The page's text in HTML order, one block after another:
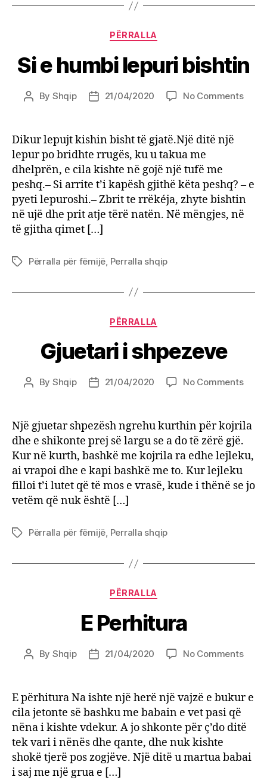
Categories
PËRRALLA
Si e humbi lepuri bishtin
Post
By Shqip
Post21/04/2020 No Commentson
Dikur lepujt kishin bisht të gjatë.Një ditë një
lepur po bridhte rrugës, ku u takua me
dhelprën, e cila kishte në gojë një tufë me
peshq.– Si arrite t’i kapësh gjithë këta peshq? – e
pyeti lepuroshi.– Zbrit te rrëkéja, zhyte bishtin
në ujë dhe prit atje tërë natën. Në mëngjes, në
të gjitha qimet […]
TagsPërralla për fëmijë Perralla shqip
Categories
PËRRALLA
Gjuetari i shpezeve
Post
By Shqip
Post21/04/2020 No Commentson
Një gjuetar shpezësh ngrehu kurthin për kojrila
dhe e shikonte prej së largu se a do të zërë gjë.
Kur në kurth, bashkë me kojrila ra edhe lejleku,
ai vrapoi dhe e kapi bashkë me to. Kur lejleku
filloi t’i lutet që të mos e vrasë, kude i thënë se jo
vetëm që nuk është […]
TagsPërralla për fëmijë, Perralla shqip
Categories
PËRRALLA
E Perhitura
Post
By Shqip
Post21/04/2020 No Commentson
E përhitura Na ishte një herë një vajzë e bukur e
cila jetonte së bashku me babain e vet pasi që
nëna i kishte vdekur. A jo shkonte për ç’do ditë
tek vari i nënës dhe qante, dhe nuk kishte
shokë tjerë pos zogjëve. Një ditë u martua babai
i saj me një grua e […]